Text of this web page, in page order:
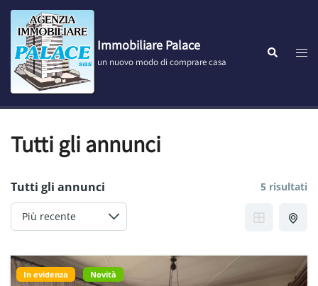
Vai
contenuto
Immobiliare Palace
un nuovo modo di comprare casa
Cerca
Tutti gli annunci
Tutti gli annunci 5 risultati
In evidenza Novità